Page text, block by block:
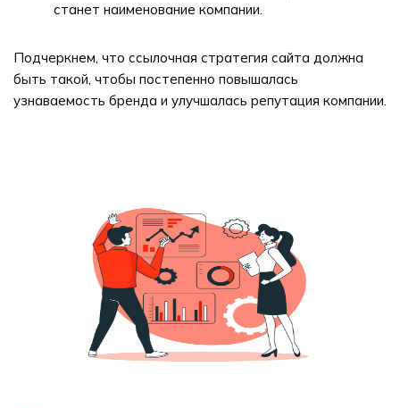
станет наименование компании.
Подчеркнем, что ссылочная стратегия сайта должна
быть такой, чтобы постепенно повышалась
узнаваемость бренда и улучшалась репутация компании.